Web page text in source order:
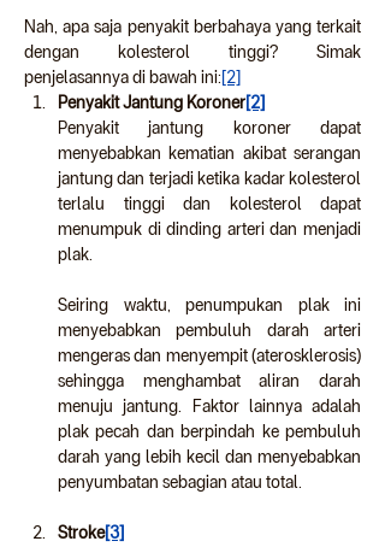
Nah, apa saja penyakit berbahaya yang terkait
dengan kolesterol tinggi? Simak
penjelasannya di bawah ini:[2]
Penyakit Jantung Koroner[2]
Penyakit jantung koroner dapat
menyebabkan kematian akibat serangan
jantung dan terjadi ketika kadar kolesterol
terlalu tinggi dan kolesterol dapat
menumpuk di dinding arteri dan menjadi
plak.
Seiring waktu, penumpukan plak ini
menyebabkan pembuluh darah arteri
mengeras dan menyempit (aterosklerosis)
sehingga menghambat aliran darah
menuju jantung. Faktor lainnya adalah
plak pecah dan berpindah ke pembuluh
darah yang lebih kecil dan menyebabkan
penyumbatan sebagian atau total.
Stroke[3]